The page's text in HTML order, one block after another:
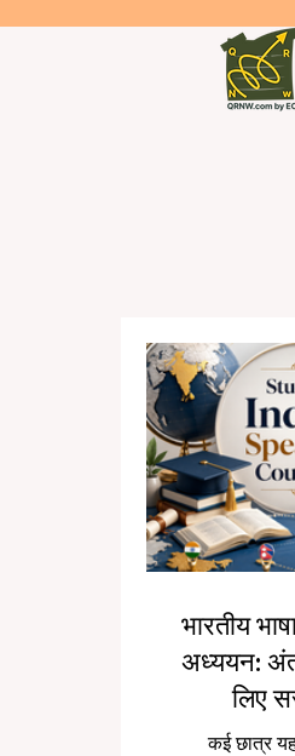
भारतीय
अध्ययन:
लिए
कई छात्र